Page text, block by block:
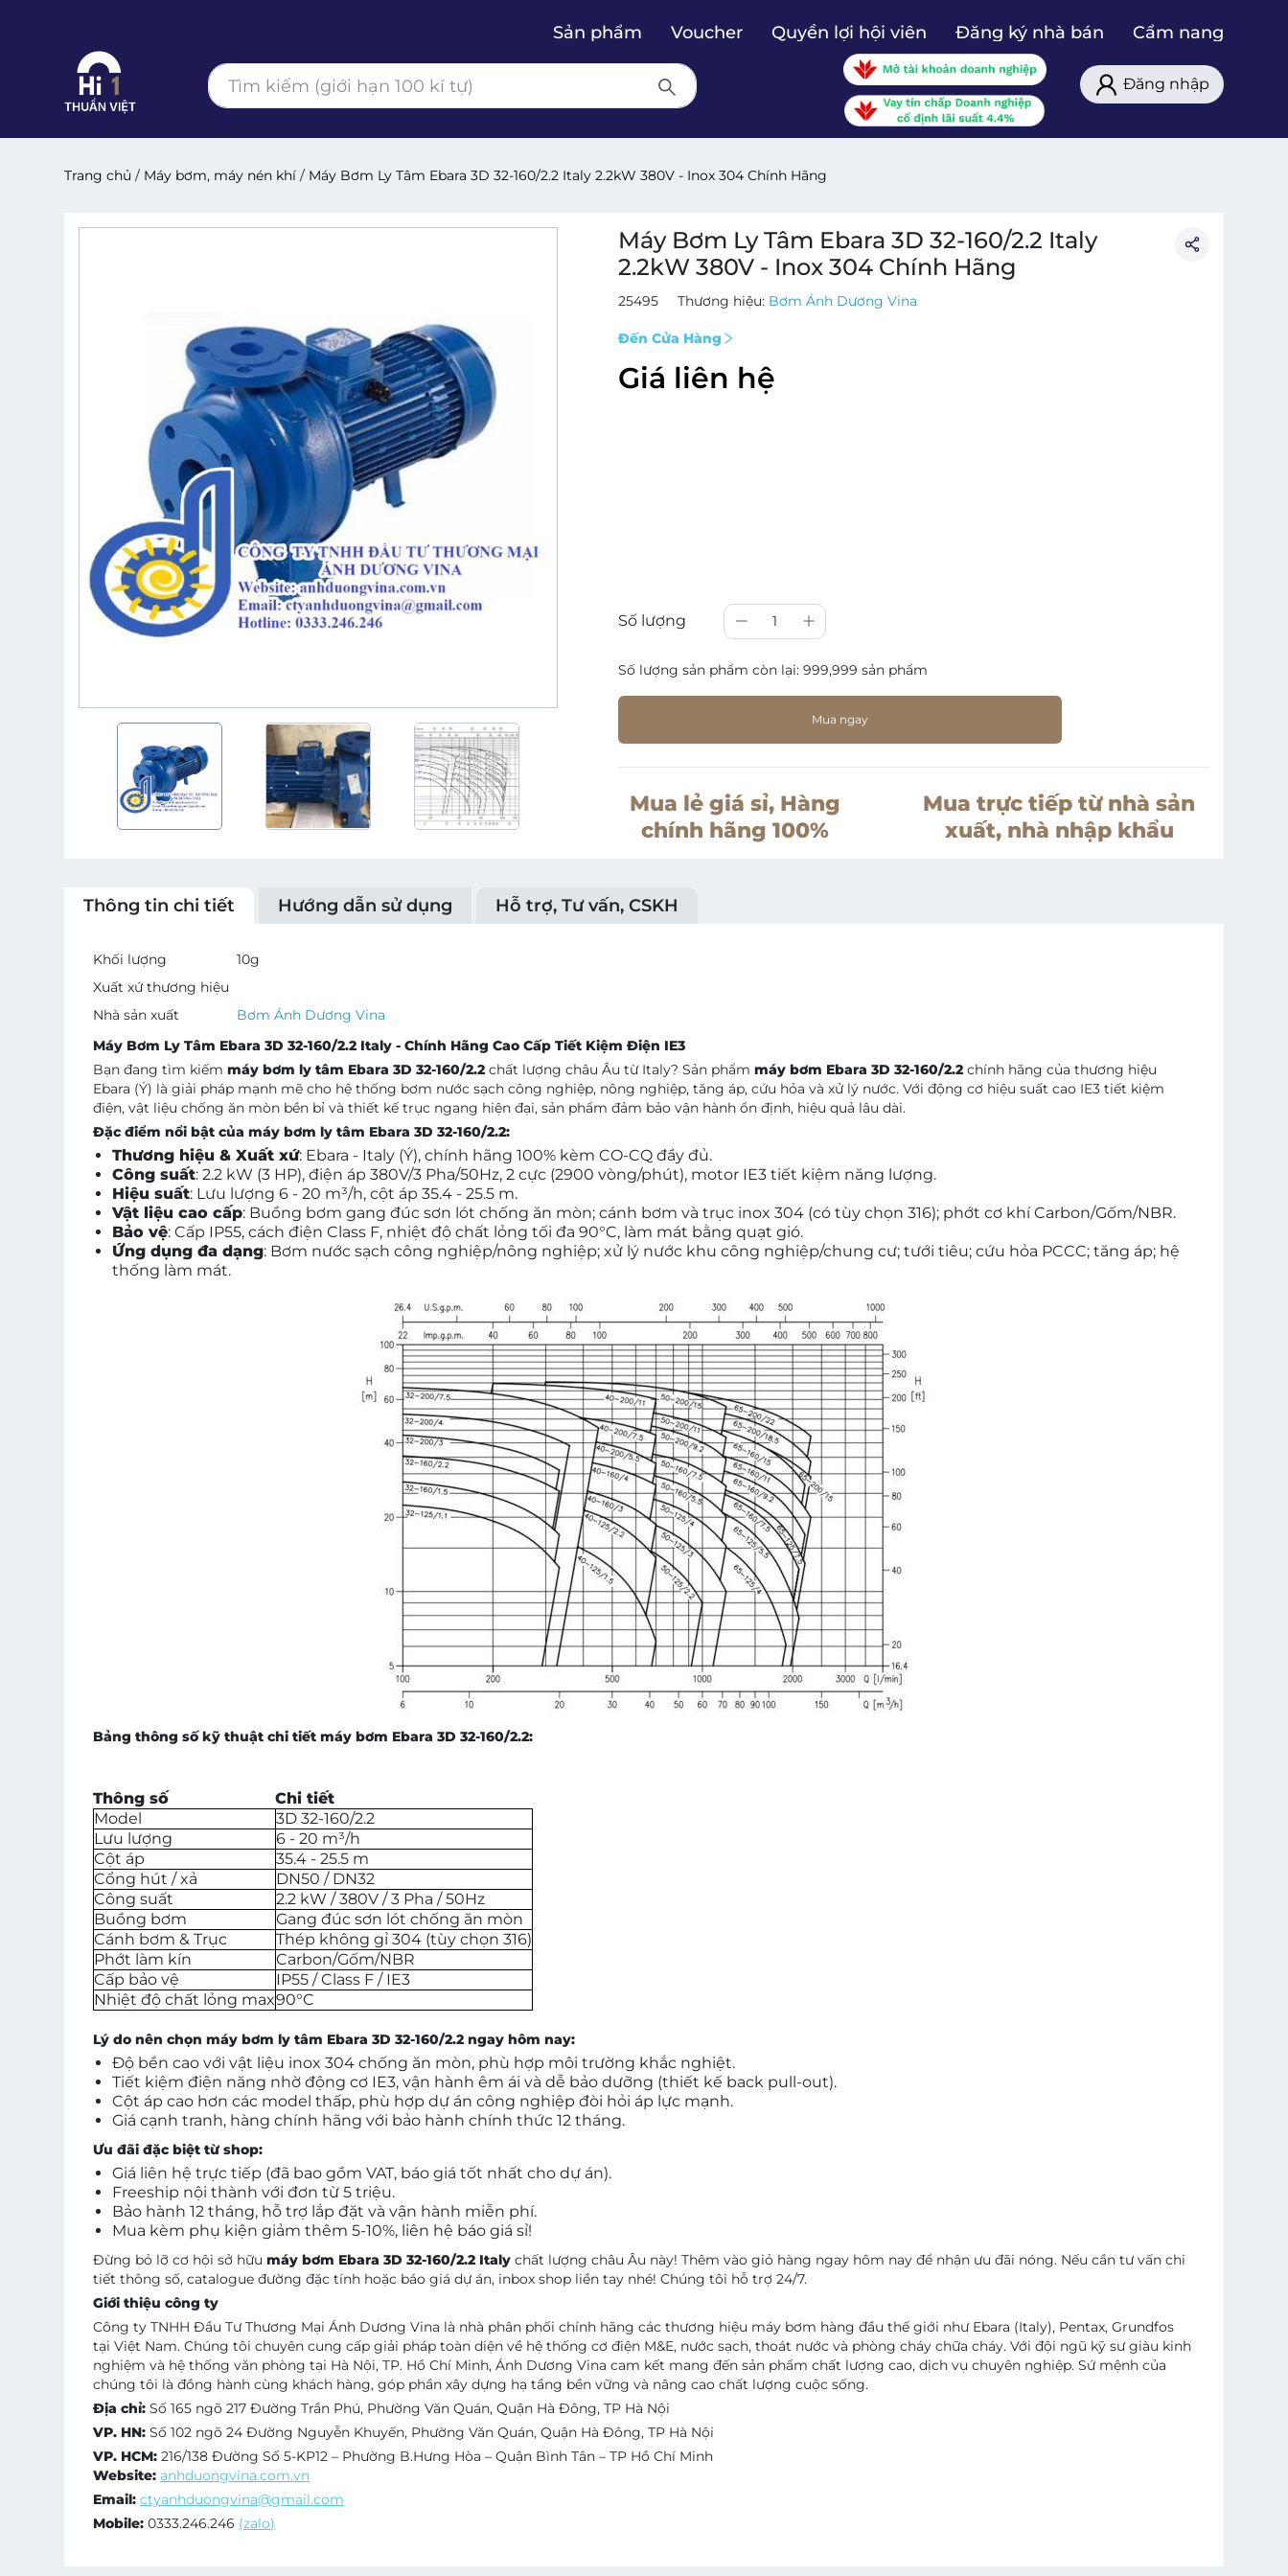
Sản phẩm Voucher Quyền lợi hội viên Đăng ký nhà bán Cẩm nang
Đăng nhập
Trang chủ / Máy bơm, máy nén khí / Máy Bơm Ly Tâm Ebara 3D 32-160/2.2 Italy 2.2kW 380V - Inox 304 Chính Hãng
Máy Bơm Ly Tâm Ebara 3D 32-160/2.2 Italy
2.2kW 380V - Inox 304 Chính Hãng
25495 Thương hiệu: Bơm Ánh Dương Vina
Đến Cửa Hàng
Giá liên hệ
Số lượng 1
Số lượng sản phẩm còn lại:999,999 sản phẩm
Mua ngay
Mua lẻ giá sỉ, Hàng
chính hãng 100%
Mua trực tiếp từ nhà sản
xuất, nhà nhập khẩu
Thông tin chi tiết Hướng dẫn sử dụng Hỗ trợ, Tư vấn, CSKH
Khối lượng 10g
Xuất xứ thương hiệu
Nhà sản xuất
Bơm Ánh Dương Vina
Máy Bơm Ly Tâm Ebara 3D 32-160/2.2 Italy - Chính Hãng Cao Cấp Tiết Kiệm Điện IE3
Bạn đang tìm kiếmmáy bơm ly tâm Ebara 3D 32-160/2.2 chất lượng châu Âu từ Italy? Sản phẩmmáy bơm Ebara 3D 32-160/2.2 chính hãng của thương hiệu
Ebara (Ý) là giải pháp mạnh mẽ cho hệ thống bơm nước sạch công nghiệp, nông nghiệp, tăng áp, cứu hỏa và xử lý nước. Với động cơ hiệu suất cao IE3 tiết kiệm
điện, vật liệu chống ăn mòn bền bỉ và thiết kế trục ngang hiện đại, sản phẩm đảm bảo vận hành ổn định, hiệu quả lâu dài.
Đặc điểm nổi bật của máy bơm ly tâm Ebara 3D 32-160/2.2:
Thương hiệu & Xuất xứ: Ebara - Italy (Ý), chính hãng 100% kèm CO-CQ đầy đủ.
Công suất: 2.2 kW (3 HP), điện áp 380V/3 Pha/50Hz, 2 cực (2900 vòng/phút), motor IE3 tiết kiệm năng lượng.
Hiệu suất: Lưu lượng 6 - 20 m³/h, cột áp 35.4 - 25.5 m.
Vật liệu cao cấp: Buồng bơm gang đúc sơn lót chống ăn mòn; cánh bơm và trục inox 304 (có tùy chọn 316); phớt cơ khí Carbon/Gốm/NBR.
Bảo vệ: Cấp IP55, cách điện Class F, nhiệt độ chất lỏng tối đa 90°C, làm mát bằng quạt gió.
Ứng dụng đa dạng: Bơm nước sạch công nghiệp/nông nghiệp; xử lý nước khu công nghiệp/chung cư; tưới tiêu; cứu hỏa PCCC; tăng áp; hệ
thống làm mát.
Bảng thông số kỹ thuật chi tiết máy bơm Ebara 3D 32-160/2.2:
Thông số
Chi tiết
Model
3D 32-160/2.2
Lưu lượng
6 - 20 m³/h
Cột áp
35.4 - 25.5 m
Cổng hút / xả
DN50 / DN32
Công suất
2.2 kW / 380V / 3 Pha / 50Hz
Buồng bơm
Gang đúc sơn lót chống ăn mòn
Cánh bơm & Trục
Thép không gỉ 304 (tùy chọn 316)
Phớt làm kín
Carbon/Gốm/NBR
Cấp bảo vệ
IP55 / Class F / IE3
Nhiệt độ chất lỏng max90°C
Lý do nên chọn máy bơm ly tâm Ebara 3D 32-160/2.2 ngay hôm nay:
Độ bền cao với vật liệu inox 304 chống ăn mòn, phù hợp môi trường khắc nghiệt.
Tiết kiệm điện năng nhờ động cơ IE3, vận hành êm ái và dễ bảo dưỡng (thiết kế back pull-out).
Cột áp cao hơn các model thấp, phù hợp dự án công nghiệp đòi hỏi áp lực mạnh.
Giá cạnh tranh, hàng chính hãng với bảo hành chính thức 12 tháng.
Ưu đãi đặc biệt từ shop:
Giá liên hệ trực tiếp (đã bao gồm VAT, báo giá tốt nhất cho dự án).
Freeship nội thành với đơn từ 5 triệu.
Bảo hành 12 tháng, hỗ trợ lắp đặt và vận hành miễn phí.
Mua kèm phụ kiện giảm thêm 5-10%, liên hệ báo giá sỉ!
Đừng bỏ lỡ cơ hội sở hữumáy bơm Ebara 3D 32-160/2.2 Italy chất lượng châu Âu này! Thêm vào giỏ hàng ngay hôm nay để nhận ưu đãi nóng. Nếu cần tư vấn chi
tiết thông số, catalogue đường đặc tính hoặc báo giá dự án, inbox shop liền tay nhé! Chúng tôi hỗ trợ 24/7.
Giới thiệu công ty
Công ty TNHH Đầu Tư Thương Mại Ánh Dương Vina là nhà phân phối chính hãng các thương hiệu máy bơm hàng đầu thế giới như Ebara (Italy), Pentax, Grundfos
tại Việt Nam. Chúng tôi chuyên cung cấp giải pháp toàn diện về hệ thống cơ điện M&E, nước sạch, thoát nước và phòng cháy chữa cháy. Với đội ngũ kỹ sư giàu kinh
nghiệm và hệ thống văn phòng tại Hà Nội, TP. Hồ Chí Minh, Ánh Dương Vina cam kết mang đến sản phẩm chất lượng cao, dịch vụ chuyên nghiệp. Sứ mệnh của
chúng tôi là đồng hành cùng khách hàng, góp phần xây dựng hạ tầng bền vững và nâng cao chất lượng cuộc sống.
Địa chỉ: Số 165 ngõ 217 Đường Trần Phú, Phường Văn Quán, Quận Hà Đông, TP Hà Nội
VP. HN:Số 102 ngõ 24 Đường Nguyễn Khuyến, Phường Văn Quán, Quận Hà Đông, TP Hà Nội
VP. HCM:216/138 Đường Số 5-KP12 – Phường B.Hưng Hòa – Quận Bình Tân – TP Hồ Chí Minh
Website: anhduongvina.com.vn
Email: ctyanhduongvina@gmail.com
Mobile: 0333.246.246 (zalo)